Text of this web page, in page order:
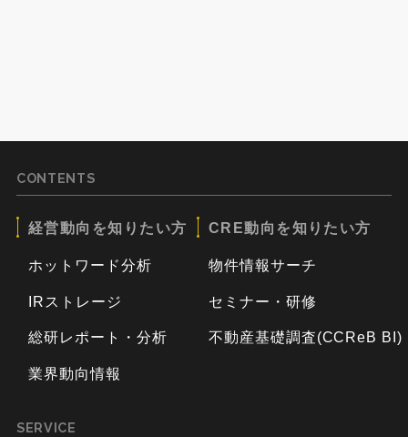
CONTENTS
経営動向を知りたい方
ホットワード分析
IRストレージ
総研レポート・分析
業界動向情報
CRE動向を知りたい方
物件情報サーチ
セミナー・研修
不動産基礎調査(CCReB BI)
SERVICE